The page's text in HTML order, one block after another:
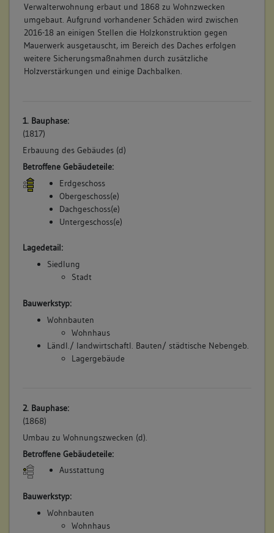
Verwalterwohnung erbaut und 1868 zu Wohnzwecken
umgebaut. Aufgrund vorhandener Schäden wird zwischen
2016-18 an einigen Stellen die Holzkonstruktion gegen
Mauerwerk ausgetauscht, im Bereich des Daches erfolgen
weitere Sicherungsmaßnahmen durch zusätzliche
Holzverstärkungen und einige Dachbalken.
1. Bauphase:
(1817)
Erbauung des Gebäudes (d)
Betroffene Gebäudeteile:
Erdgeschoss
Obergeschoss(e)
Dachgeschoss(e)
Untergeschoss(e)
Lagedetail:
Siedlung
Stadt
Bauwerkstyp:
Wohnbauten
Wohnhaus
Ländl./ landwirtschaftl. Bauten/ städtische Nebengeb.
Lagergebäude
2. Bauphase:
(1868)
Umbau zu Wohnungszwecken (d).
Betroffene Gebäudeteile:
Ausstattung
Bauwerkstyp:
Wohnbauten
Wohnhaus